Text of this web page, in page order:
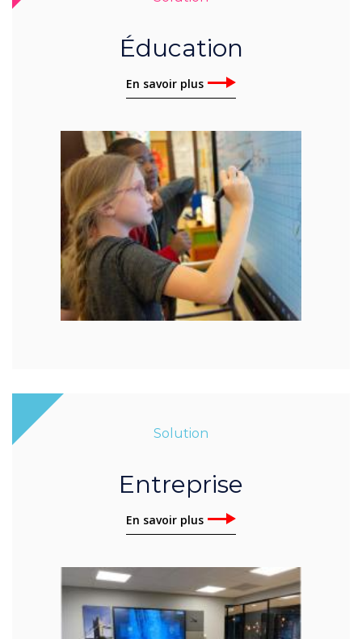
Éducation
En savoir plus
Solution
Entreprise
En savoir plus